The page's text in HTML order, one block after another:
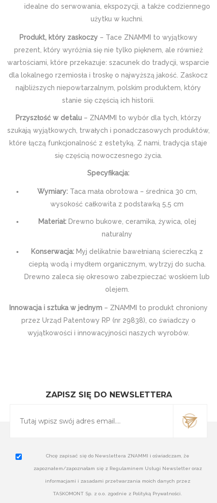
idealne do serwowania, ekspozycji, a także codziennego
użytku w kuchni.
Produkt, który zaskoczy– Tace ZNAMMI to wyjątkowy
prezent, który wyróżnia się nie tylko pięknem, ale również
wartościami, które przekazuje: szacunek do tradycji, wsparcie
dla lokalnego rzemiosła i troskę o najwyższą jakość. Zaskocz
najbliższych niepowtarzalnym, polskim produktem, który
stanie się częścią ich historii.
Przyszłość w detalu– ZNAMMI to wybór dla tych, którzy
szukają wyjątkowych, trwałych i ponadczasowych produktów,
które łączą funkcjonalność z estetyką. Z nami, tradycja staje
się częścią nowoczesnego życia.
Specyfikacja:
Wymiary:Taca mała obrotowa – średnica 30 cm,
wysokość całkowita z podstawką 5,5 cm
Materiał:Drewno bukowe, ceramika, żywica, olej
naturalny
Konserwacja: Myj delikatnie bawełnianą ściereczką z
ciepłą wodą i mydłem organicznym, wytrzyj do sucha.
Drewno zaleca się okresowo zabezpieczać woskiem lub
olejem.
Innowacja i sztuka w jednym– ZNAMMI to produkt chroniony
przez Urząd Patentowy RP (nr 29838), co świadczy o
wyjątkowości i innowacyjności naszych wyrobów.
ZAPISZ SIĘ DO NEWSLETTERA
Chcę zapisać się do Newslettera ZNAMMI i oświadczam, że
zapoznałem/zapoznałam się z Regulaminem Usługi Newsletter oraz
informacjami i zasadami przetwarzania moich danych przez
TASKOMONT Sp. z o.o. zgodnie z Polityką Prywatności.